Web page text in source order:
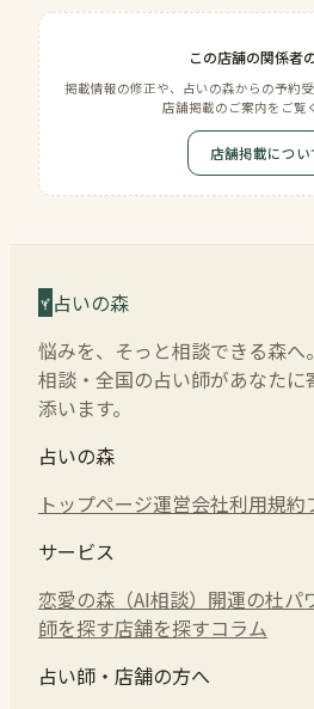
この店舗の関係者
掲載情報の修正や、占いの森からの予約
店舗掲載のご案内をご覧
店舗掲載につい
占いの森
悩みを、そっと相談できる森へ
相談・全国の占い師があなたに
添います。
占いの森
トップページ運営会社利用規約
サービス
恋愛の森（AI相談） 開運の杜パ
師を探す店舗を探すコラム
占い師・店舗の方へ